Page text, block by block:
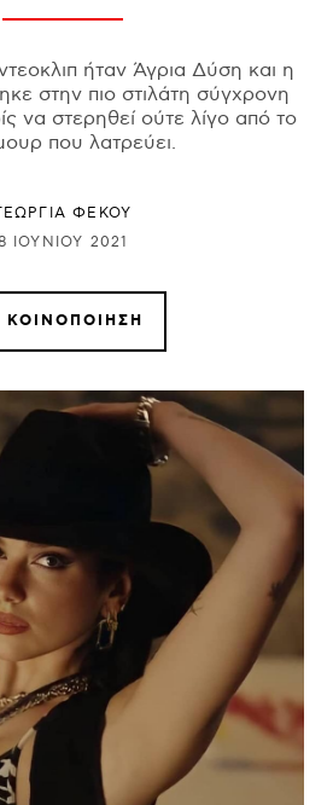
ήταν Άγρια Δύση και η
στην πιο στιλάτη σύγχρονη
να στερηθεί ούτε λίγο από το
που λατρεύει.
ΦΕΚΟΥ
ΙΟΥΝΊΟΥ 2021
ΚΟΙΝΟΠΟΊΗΣΗ